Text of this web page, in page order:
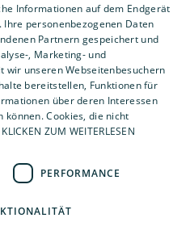
Informationen auf dem Endgerät
personenbezogenen Daten
Partnern gespeichert und
, Marketing- und
wir unseren Webseitenbesuchern
bereitstellen, Funktionen für
über deren Interessen
Cookies, die nicht
ZUM WEITERLESEN
PERFORMANCE